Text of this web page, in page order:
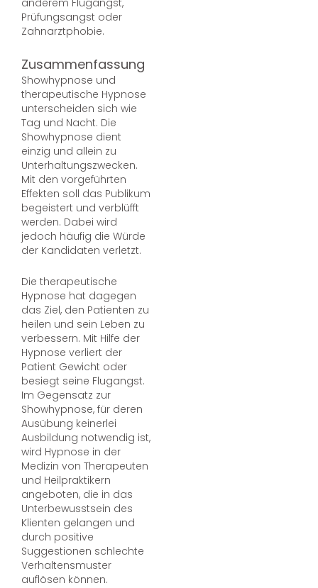
anderem Flugangst,
Prüfungsangst oder
Zahnarztphobie.
Zusammenfassung
Showhypnose und
therapeutische Hypnose
unterscheiden sich wie
Tag und Nacht. Die
Showhypnose dient
einzig und allein zu
Unterhaltungszwecken.
Mit den vorgeführten
Effekten soll das Publikum
begeistert und verblüfft
werden. Dabei wird
jedoch häufig die Würde
der Kandidaten verletzt.
Die therapeutische
Hypnose hat dagegen
das Ziel, den Patienten zu
heilen und sein Leben zu
verbessern. Mit Hilfe der
Hypnose verliert der
Patient Gewicht oder
besiegt seine Flugangst.
Im Gegensatz zur
Showhypnose, für deren
Ausübung keinerlei
Ausbildung notwendig ist,
wird Hypnose in der
Medizin von Therapeuten
und Heilpraktikern
angeboten, die in das
Unterbewusstsein des
Klienten gelangen und
durch positive
Suggestionen schlechte
Verhaltensmuster
auflösen können.